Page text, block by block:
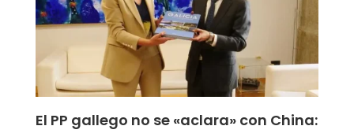
El PP gallego no se «aclara» con China: